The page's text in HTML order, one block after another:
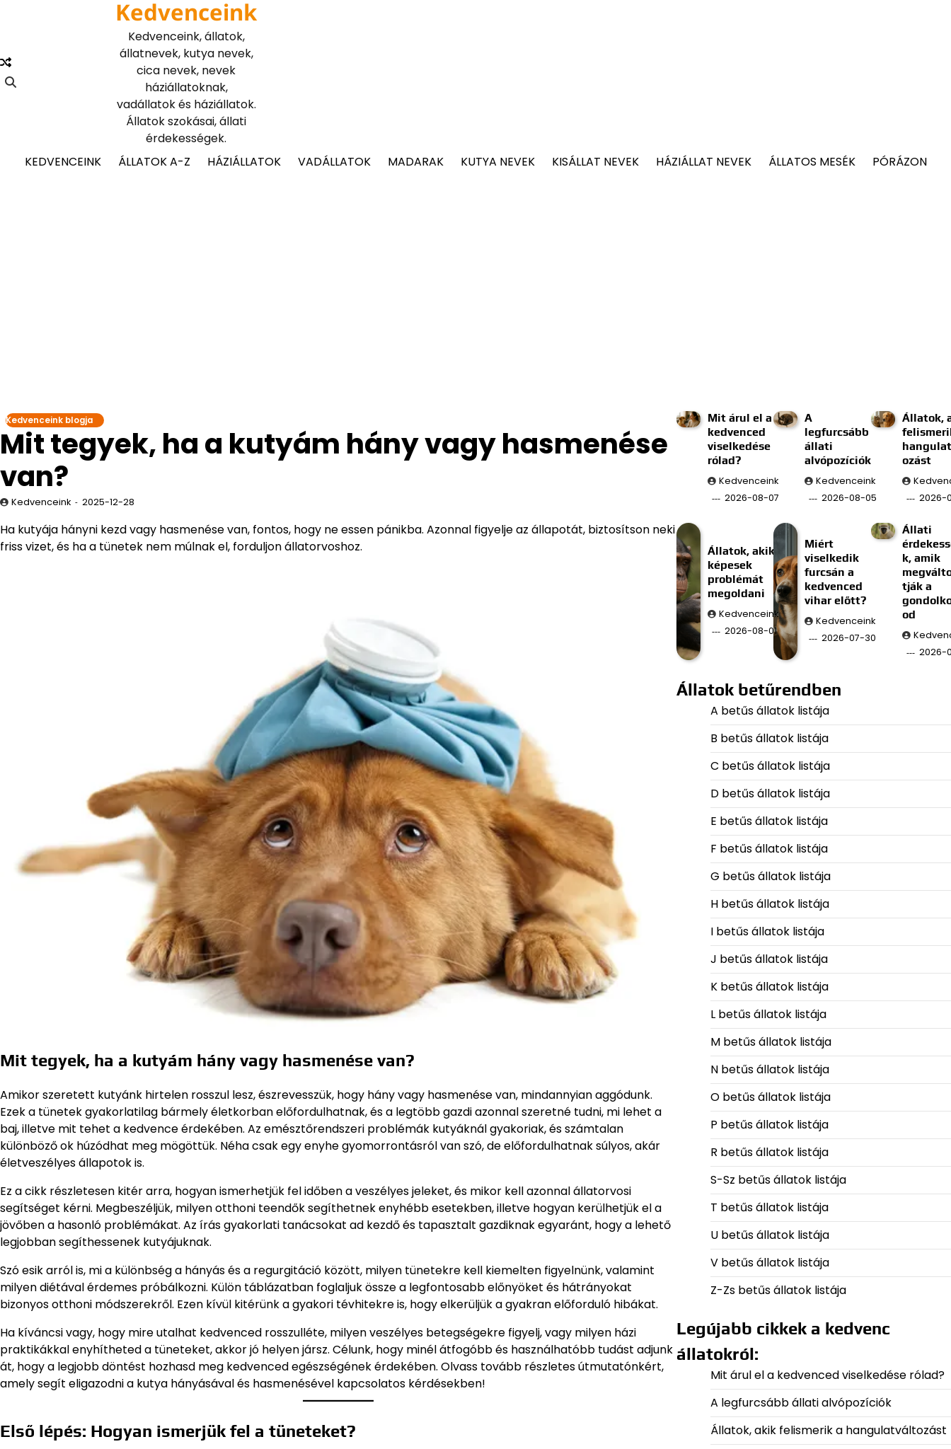
Kedvenceink
Kedvenceink, állatok,
állatnevek, kutya nevek,
cica nevek, nevek
háziállatoknak,
vadállatok és háziállatok.
Állatok szokásai, állati
érdekességek.
KEDVENCEINK
ÁLLATOK A-Z HÁZIÁLLATOK VADÁLLATOK MADARAK KUTYA NEVEK KISÁLLAT NEVEK HÁZIÁLLAT NEVEK ÁLLATOS MESÉK PÓRÁZON
Kedvenceink blogja
Mit tegyek, ha a kutyám hány vagy hasmenése
van?
Kedvenceink 2025-12-28
Ha kutyája hányni kezd vagy hasmenése van, fontos, hogy ne essen pánikba. Azonnal figyelje az állapotát, biztosítson neki
friss vizet, és ha a tünetek nem múlnak el, forduljon állatorvoshoz.
Mit tegyek, ha a kutyám hány vagy hasmenése van?
Amikor szeretett kutyánk hirtelen rosszul lesz, észrevesszük, hogy hány vagy hasmenése van, mindannyian aggódunk.
Ezek a tünetek gyakorlatilag bármely életkorban előfordulhatnak, és a legtöbb gazdi azonnal szeretné tudni, mi lehet a
baj, illetve mit tehet a kedvence érdekében. Az emésztőrendszeri problémák kutyáknál gyakoriak, és számtalan
különböző ok húzódhat meg mögöttük. Néha csak egy enyhe gyomorrontásról van szó, de előfordulhatnak súlyos, akár
életveszélyes állapotok is.
Ez a cikk részletesen kitér arra, hogyan ismerhetjük fel időben a veszélyes jeleket, és mikor kell azonnal állatorvosi
segítséget kérni. Megbeszéljük, milyen otthoni teendők segíthetnek enyhébb esetekben, illetve hogyan kerülhetjük el a
jövőben a hasonló problémákat. Az írás gyakorlati tanácsokat ad kezdő és tapasztalt gazdiknak egyaránt, hogy a lehető
legjobban segíthessenek kutyájuknak.
Szó esik arról is, mi a különbség a hányás és a regurgitáció között, milyen tünetekre kell kiemelten figyelnünk, valamint
milyen diétával érdemes próbálkozni. Külön táblázatban foglaljuk össze a legfontosabb előnyöket és hátrányokat
bizonyos otthoni módszerekről. Ezen kívül kitérünk a gyakori tévhitekre is, hogy elkerüljük a gyakran előforduló hibákat.
Ha kíváncsi vagy, hogy mire utalhat kedvenced rosszulléte, milyen veszélyes betegségekre figyelj, vagy milyen házi
praktikákkal enyhítheted a tüneteket, akkor jó helyen jársz. Célunk, hogy minél átfogóbb és használhatóbb tudást adjunk
át, hogy a legjobb döntést hozhasd meg kedvenced egészségének érdekében. Olvass tovább részletes útmutatónkért,
amely segít eligazodni a kutya hányásával és hasmenésével kapcsolatos kérdésekben!
Első lépés: Hogyan ismerjük fel a tüneteket?
Mit árul el a
kedvenced
viselkedése
rólad?
Kedvenceink
2026-08-07
A
legfurcsább
állati
alvópozíciók
Kedvenceink
2026-08-05
Állatok,
ozást
2026-
Állatok, akik
képesek
problémát
megoldani
Kedvenceink
2026-08-01
Miért
viselkedik
furcsán a
kedvenced
vihar előtt?
Kedvenceink
2026-07-30
Állati
k, amik
tják a
od
2026-
Állatok betűrendben
A betűs állatok listája
B betűs állatok listája
C betűs állatok listája
D betűs állatok listája
E betűs állatok listája
F betűs állatok listája
G betűs állatok listája
H betűs állatok listája
I betűs állatok listája
J betűs állatok listája
K betűs állatok listája
L betűs állatok listája
M betűs állatok listája
N betűs állatok listája
O betűs állatok listája
P betűs állatok listája
R betűs állatok listája
S-Sz betűs állatok listája
T betűs állatok listája
U betűs állatok listája
V betűs állatok listája
Z-Zs betűs állatok listája
Legújabb cikkek a kedvenc
állatokról:
Mit árul el a kedvenced viselkedése rólad?
A legfurcsább állati alvópozíciók
Állatok, akik felismerik a hangulatváltozást